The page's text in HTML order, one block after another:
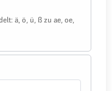
ä, ö, ü, ß zu ae, oe,